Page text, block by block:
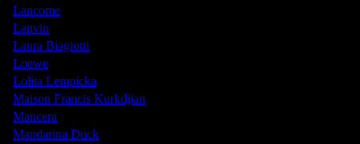
Lancome
Lanvin
Laura Biagiotti
Loewe
Lolita Lempicka
Maison Francis Kurkdjian
Mancera
Mandarina Duck